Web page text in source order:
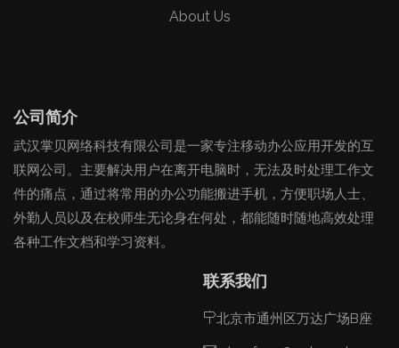
About Us
公司简介
武汉掌贝网络科技有限公司是一家专注移动办公应用开发的互
联网公司。主要解决用户在离开电脑时，无法及时处理工作文
件的痛点，通过将常用的办公功能搬进手机，方便职场人士、
外勤人员以及在校师生无论身在何处，都能随时随地高效处理
各种工作文档和学习资料。
联系我们
北京市通州区万达广场B座